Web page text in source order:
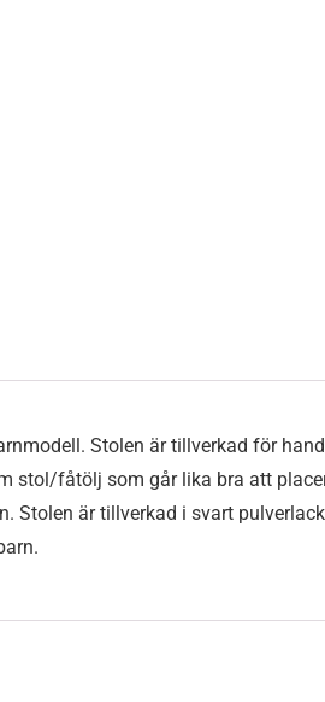
Stolen är tillverkad för
stol/fåtölj som går lika bra att
Stolen är tillverkad i svart